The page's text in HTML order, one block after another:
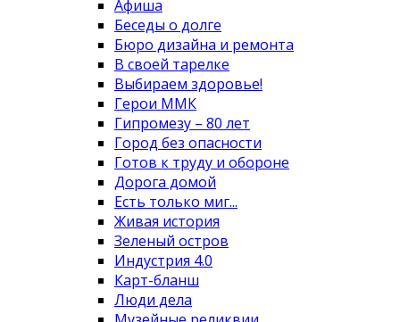
Афиша
Беседы о долге
Бюро дизайна и ремонта
В своей тарелке
Выбираем здоровье!
Герои ММК
Гипромезу – 80 лет
Город без опасности
Готов к труду и обороне
Дорога домой
Есть только миг...
Живая история
Зеленый остров
Индустрия 4.0
Карт-бланш
Люди дела